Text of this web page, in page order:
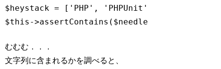
$heystack = [ 'PHP' , 'PHPUnit'
$this ->assertContains($needle, $heystack);
むむむ．．．
文字列に含まれるかを調べると、